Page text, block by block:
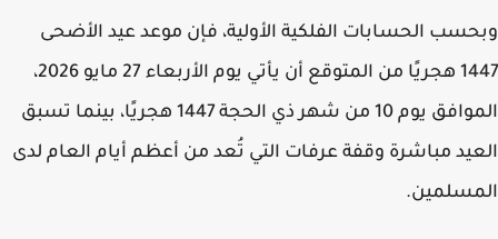
الحسابات الفلكية الأولية، فإن موعد عيد الأضحى
1447 هجريًا من المتوقع أن يأتي يوم الأربعاء 27 مايو 2026،
الموافق يوم 10 من شهر ذي الحجة 1447 هجريًا، بينما تسبق
مباشرة وقفة عرفات التي تُعد من أعظم أيام العام لدى